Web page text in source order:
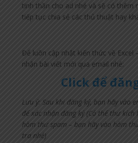
tinh thần cho ad nhé và sẽ có thêm
tiếp tục chia sẻ các thủ thuật hay
Để luôn cập nhật kiến thức về Excel
nhận bài viết mới qua email nhé:
Click để
Lưu ý: Sau khi đăng ký, bạn hãy vào
để xác nhận đăng ký (Có thể thư
hòm thư spam – bạn hãy vào hòm
tra nhé)